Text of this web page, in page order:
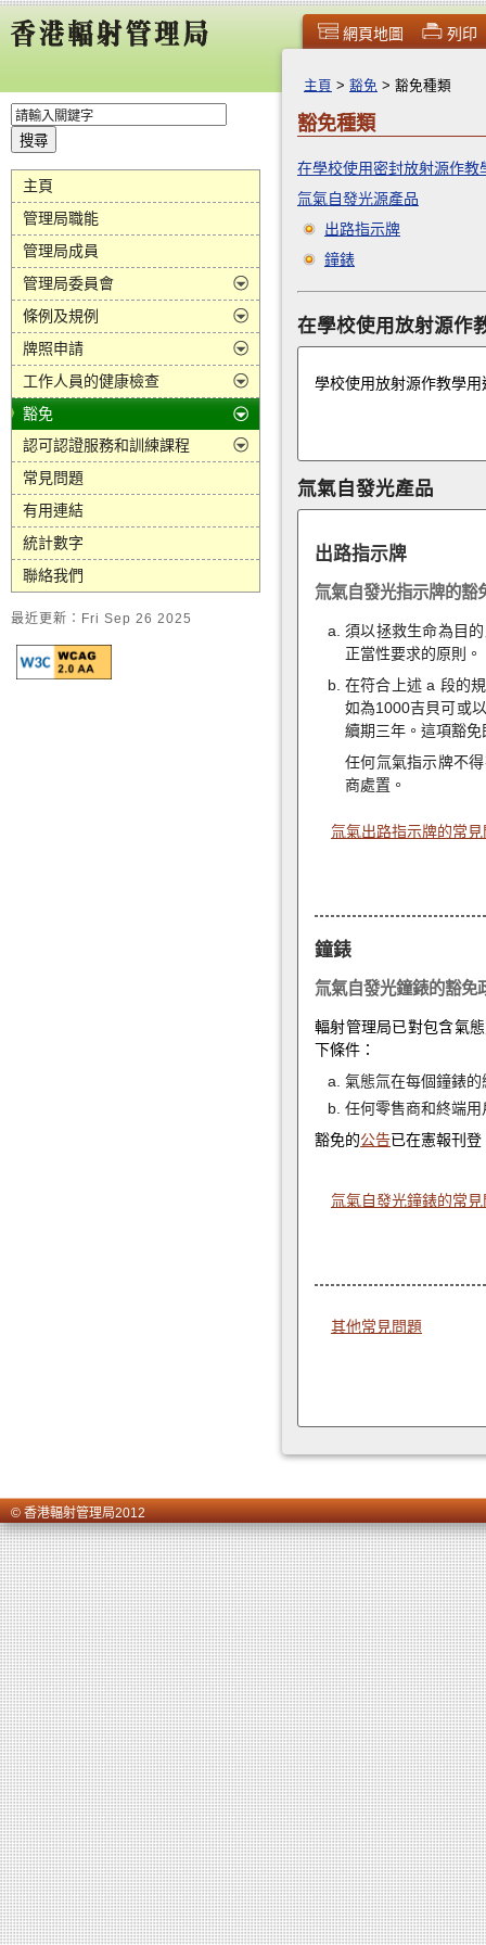
網頁地圖 列印
主頁
管理局職能
管理局成員
管理局委員會
條例及規例
牌照申請
工作人員的健康檢查
豁免
認可認證服務和訓練課程
常見問題
有用連結
統計數字
聯絡我們
最近更新：Fri Sep 26 2025
主頁 > 豁免 > 豁免種類
豁免種類
在學校使用密封放射源作教
氚氣自發光源產品
出路指示牌
鐘錶
在學校使用放射源作
學校使用放射源作教學
氚氣自發光產品
出路指示牌
氚氣自發光指示牌的豁
須以拯救生命為目
正當性要求的原則。
在符合上述 a 段的
如為1000吉貝可或
續期三年。這項豁
任何氚氣指示牌不
商處置。
氚氣出路指示牌的常
鐘錶
氚氣自發光鐘錶的豁免
輻射管理局已對包含氣
下條件：
氣態氚在每個鐘錶
任何零售商和終端
豁免的公告已在憲報刊登
氚氣自發光鐘錶的常
其他常見問題
© 香港輻射管理局2012